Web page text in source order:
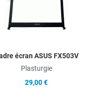
écran ASUS FX503V
Plasturgie
29,00 €